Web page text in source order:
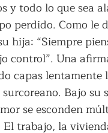
y todo lo que sea
perdido. Como le
hija: “Siempre
control”. Una
capas lentamente
Bajo su
se esconden
El trabajo, la